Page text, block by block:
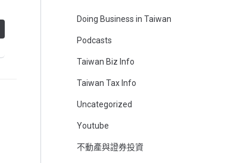
Doing Business in Taiwan
Podcasts
Taiwan Biz Info
Taiwan Tax Info
Uncategorized
Youtube
不動產與證券投資